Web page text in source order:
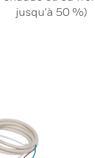
jusqu'à 50 %)